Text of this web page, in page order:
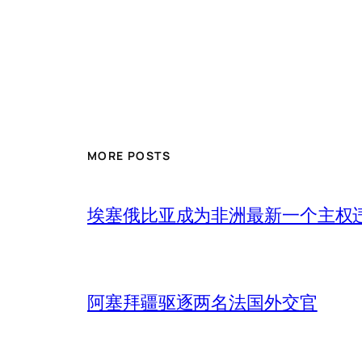
MORE POSTS
埃塞俄比亚成为非洲最新一个主权
阿塞拜疆驱逐两名法国外交官